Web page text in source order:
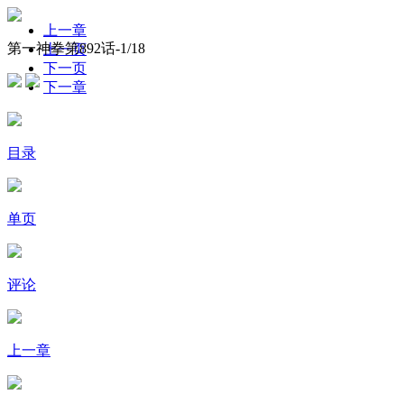
第一神拳第892话-1/18
上一章
上一页
下一页
下一章
目录
单页
评论
上一章